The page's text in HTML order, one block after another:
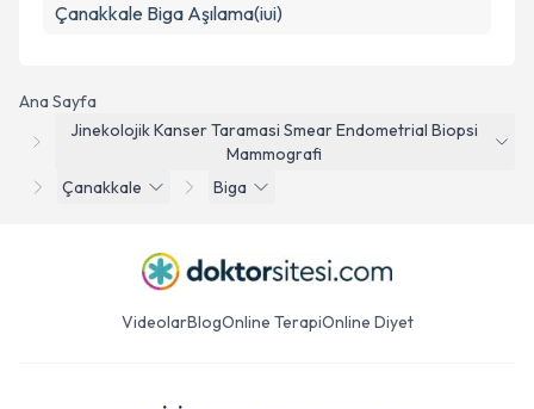
Ana Sayfa
Jinekolojik Kanser Taramasi Smear Endometrial Biopsi
Mammografi
Çanakkale
Biga
Çanakkale Biga Aşılama(iui)
VideolarBlogOnline TerapiOnline Diyet